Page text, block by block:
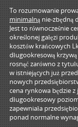
To rozumowanie
minimalnąnie-zbędną
Jest to równocześnie
określonej gałęzi
kosztów krańcowych
długookresową
rosnąć zarówno z
w istniejących już
nowych
cena rynkowa będzie z
długookresowy
zapewniała
ponad normalne